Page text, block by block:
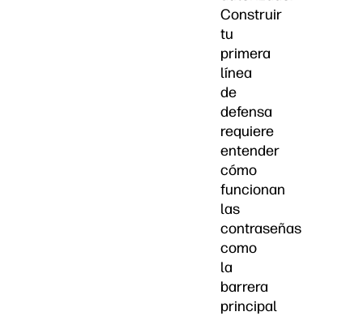
Construir
tu
primera
línea
de
defensa
requiere
entender
cómo
funcionan
las
contraseñas
como
la
barrera
principal